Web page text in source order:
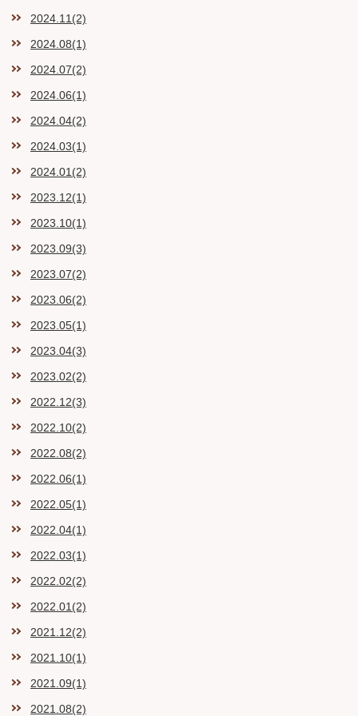
2024.11(2)
2024.08(1)
2024.07(2)
2024.06(1)
2024.04(2)
2024.03(1)
2024.01(2)
2023.12(1)
2023.10(1)
2023.09(3)
2023.07(2)
2023.06(2)
2023.05(1)
2023.04(3)
2023.02(2)
2022.12(3)
2022.10(2)
2022.08(2)
2022.06(1)
2022.05(1)
2022.04(1)
2022.03(1)
2022.02(2)
2022.01(2)
2021.12(2)
2021.10(1)
2021.09(1)
2021.08(2)